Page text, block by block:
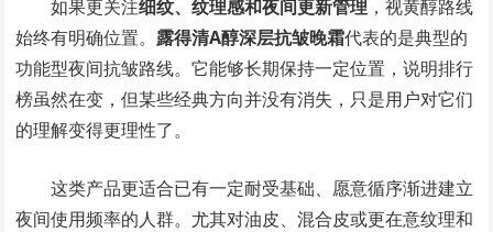
如果更关注细纹、纹理感和夜间更新管理 ，视黄醇路线
始终有明确位置。 露得清A醇深层抗皱晚霜代表的是典型的
功能型夜间抗皱路线。它能够长期保持一定位置，说明排行
榜虽然在变，但某些经典方向并没有消失，只是用户对它们
的理解变得更理性了。
这类产品更适合已有一定耐受基础、愿意循序渐进建立
夜间使用频率的人群。尤其对油皮、混合皮或更在意纹理和